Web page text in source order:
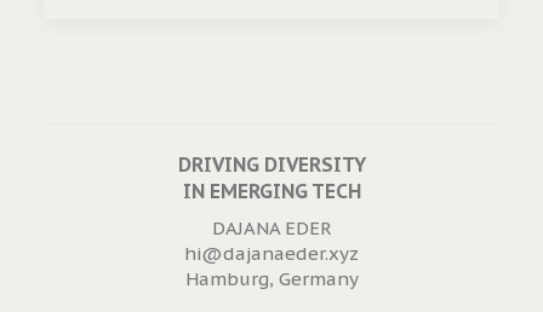
DRIVING DIVERSITY
IN EMERGING TECH
DAJANA EDER
hi@dajanaeder.xyz
Hamburg, Germany